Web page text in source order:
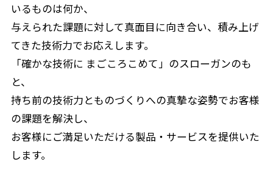
いるものは何か、
与えられた課題に対して真面目に向き合い、積み上げ
てきた技術力でお応えします。
「確かな技術に まごころこめて」のスローガンのも
と、
持ち前の技術力とものづくりへの真摯な姿勢でお客様
の課題を解決し、
お客様にご満足いただける製品・サービスを提供いた
します。